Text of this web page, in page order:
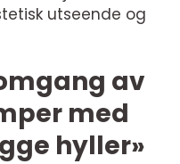
utseende og
av
med
hyller»